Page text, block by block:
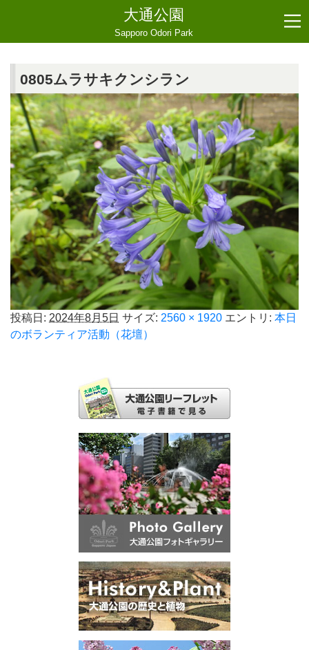
大通公園
Sapporo Odori Park
0805ムラサキクンシラン
投稿日: 2024年8月5日 サイズ: 2560 × 1920 エントリ: 本日
のボランティア活動（花壇）